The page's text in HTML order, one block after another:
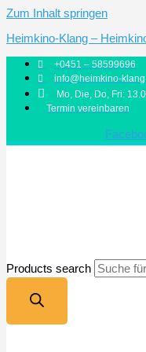
Zum Inhalt springen
Heimkino-Klang –
+0451 – 58599696
info@heimkino-
Mo, Die, Do, Fri:
Termin vereinbaren
Products search